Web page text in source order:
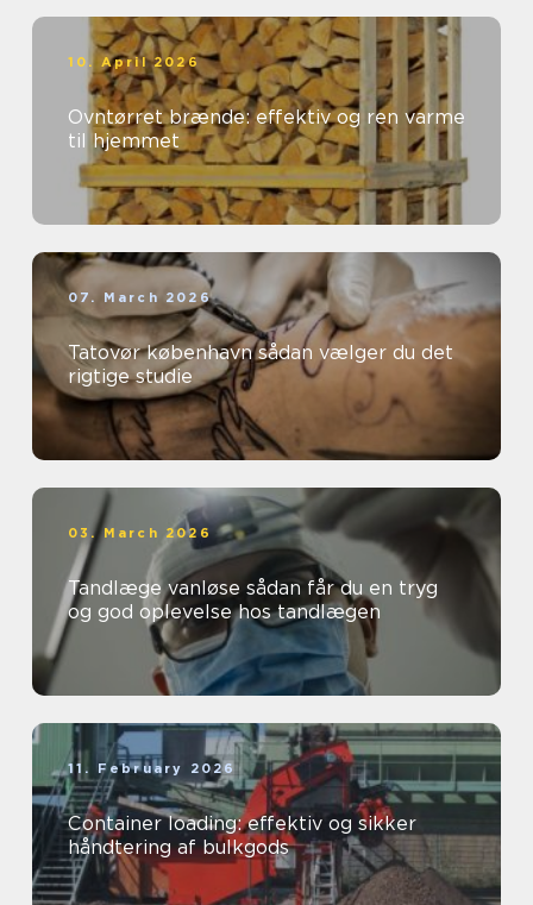
10. April 2026
Ovntørret brænde: effektiv og ren varme
til hjemmet
07. March 2026
Tatovør københavn sådan vælger du det
rigtige studie
03. March 2026
Tandlæge vanløse sådan får du en tryg
og god oplevelse hos tandlægen
11. February 2026
Container loading: effektiv og sikker
håndtering af bulkgods